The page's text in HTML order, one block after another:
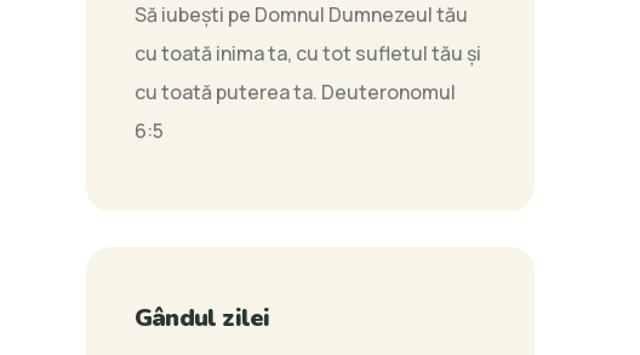
Să iubeşti pe Domnul Dumnezeul tău
cu toată inima ta, cu tot sufletul tău şi
cu toată puterea ta. Deuteronomul
6:5
Gândul zilei